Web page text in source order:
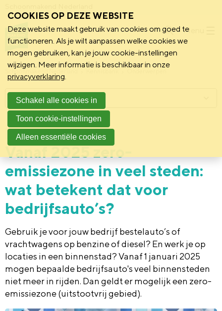
Menu
Schoonmakend Nederland
Nieuws 20 december 2023
Vanaf 2025 zero-
emissiezone in veel steden:
wat betekent dat voor
bedrijfsauto’s?
Gebruik je voor jouw bedrijf bestelauto’s of
vrachtwagens op benzine of diesel? En werk je op
locaties in een binnenstad? Vanaf 1 januari 2025
mogen bepaalde bedrijfsauto's veel binnensteden
niet meer in rijden. Dan geldt er mogelijk een zero-
emissiezone (uitstootvrij gebied).
Menu
COOKIES OP DEZE WEBSITE
Deze website maakt gebruik van cookies om goed te
functioneren. Als je wilt aanpassen welke cookies we
mogen gebruiken, kan je jouw cookie-instellingen
wijzigen. Meer informatie is beschikbaar in onze
privacyverklaring.
Schakel alle cookies in
Toon cookie-instellingen
Alleen essentiële cookies